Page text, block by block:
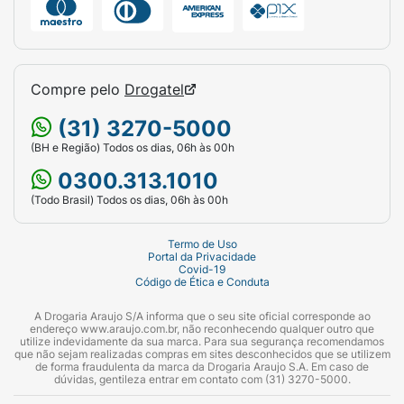
Compre pelo Drogatel
(31) 3270-5000
(BH e Região) Todos os dias, 06h às 00h
0300.313.1010
(Todo Brasil) Todos os dias, 06h às 00h
Termo de Uso
Portal da Privacidade
Covid-19
Código de Ética e Conduta
A Drogaria Araujo S/A informa que o seu site oficial corresponde ao
endereço www.araujo.com.br, não reconhecendo qualquer outro que
utilize indevidamente da sua marca. Para sua segurança recomendamos
que não sejam realizadas compras em sites desconhecidos que se utilizem
de forma fraudulenta da marca da Drogaria Araujo S.A. Em caso de
dúvidas, gentileza entrar em contato com (31) 3270-5000.